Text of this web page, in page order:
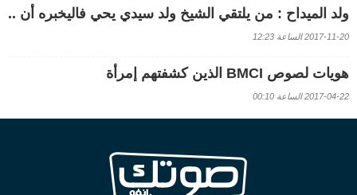
ولد الميداح : من يلتقي الشيخ ولد سيدي يحي فاليخبره أن ..
2017-11-20 الساعة 12:23
هويات لصوص BMCI الذين كشفتهم إمرأة
2017-04-22 الساعة 00:10